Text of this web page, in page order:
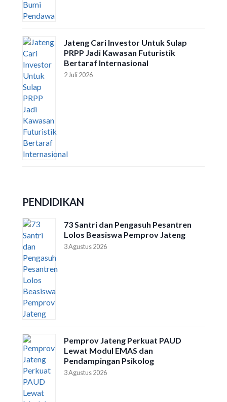
Jateng Cari Investor Untuk Sulap
PRPP Jadi Kawasan Futuristik
Bertaraf Internasional
2 Juli 2026
PENDIDIKAN
73 Santri dan Pengasuh Pesantren
Lolos Beasiswa Pemprov Jateng
3 Agustus 2026
Pemprov Jateng Perkuat PAUD
Lewat Modul EMAS dan
Pendampingan Psikolog
3 Agustus 2026